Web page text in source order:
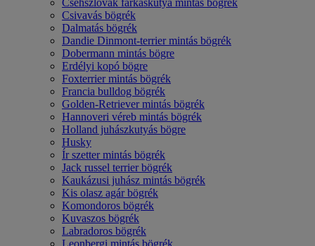
Csehszlovák farkaskutya mintás bögrék
Csivavás bögrék
Dalmatás bögrék
Dandie Dinmont-terrier mintás bögrék
Dobermann mintás bögre
Erdélyi kopó bögre
Foxterrier mintás bögrék
Francia bulldog bögrék
Golden-Retriever mintás bögrék
Hannoveri véreb mintás bögrék
Holland juhászkutyás bögre
Husky
Ír szetter mintás bögrék
Jack russel terrier bögrék
Kaukázusi juhász mintás bögrék
Kis olasz agár bögrék
Komondoros bögrék
Kuvaszos bögrék
Labradoros bögrék
Leonbergi mintás bögrék